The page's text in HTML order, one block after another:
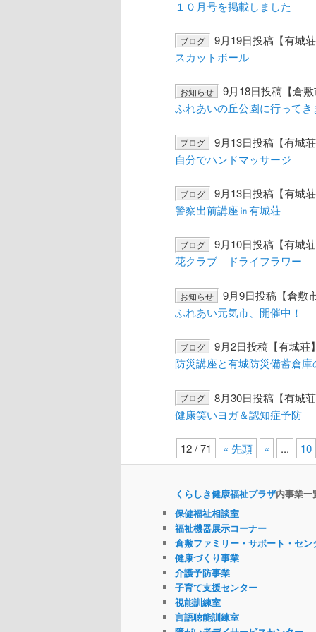
ン
ツ
移
動
ツ
へ
動
１０月号を掲載しました
ブログ
9月19日投稿【有城
スカットボール
お知らせ
9月18日投稿【倉
ふれあいの丘公園に行ってき
ブログ
9月13日投稿【有城
自分でハンドマッサージ
ブログ
9月13日投稿【有城
警察出前講座㏌有城荘
ブログ
9月10日投稿【有城
花クラブ ドライフラワー
お知らせ
9月9日投稿【倉敷
ふれあい元気市、開催中！
ブログ
9月2日投稿【有城荘
防災講座と有城防災備蓄倉庫
ブログ
8月30日投稿【有城
健康笑いヨガ＆認知症予防
12 / 71 « 先頭 « ... 10
くらしき健康福祉プラザ内事業一
保健福祉相談室
福祉機器展示コーナー
倉敷ファミリー・サポート・セン
健康づくり事業
介護予防事業
子育て支援センター
視能訓練室
言語聴能訓練室